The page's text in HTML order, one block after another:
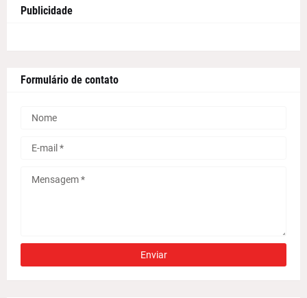
Publicidade
Formulário de contato